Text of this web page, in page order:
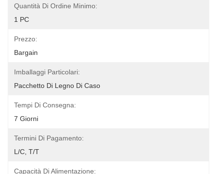
Quantità Di Ordine Minimo:
1 PC
Prezzo:
Bargain
Imballaggi Particolari:
Pacchetto Di Legno Di Caso
Tempi Di Consegna:
7 Giorni
Termini Di Pagamento:
L/C, T/T
Capacità Di Alimentazione: